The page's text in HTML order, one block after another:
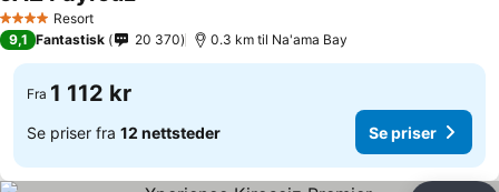
4 StjernerResort
Se priser
9,1 Fantastisk 20 370 0.3 km til Na'ama Bay
Fra 1 112 kr
Se priser fra 12 nettsteder Se priser